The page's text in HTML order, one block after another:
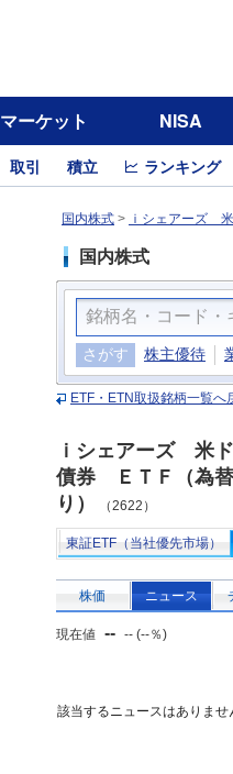
マーケット NISA
取引 積立 ランキング
国内株式 > ｉシェアーズ
国内株式
さがす 株主優待
ETF・ETN取扱銘柄一覧へ
ｉシェアーズ 米
債券 ＥＴＦ（為
り）
（2622）
東証ETF（当社優先市場）
株価 ニュース
現在値 -- -- (--％)
該当するニュースはありませ